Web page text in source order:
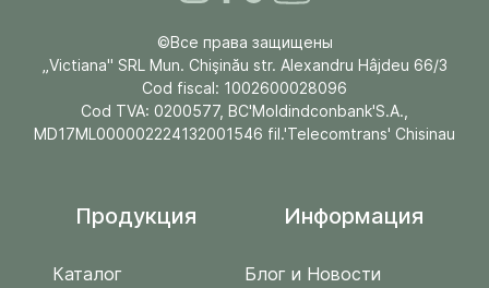
©Все права защищены
„Victiana" SRL Mun. Chişinău str. Alexandru Hâjdeu 66/3
Cod fiscal: 1002600028096
Cod TVA: 0200577, BC'Moldindconbank'S.A.,
MD17ML000002224132001546 fil.'Telecomtrans' Chisinau
Продукция
Каталог
Информация
Блог и Новости